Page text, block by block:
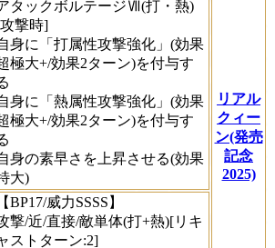
リアル
クィー
ン(発売
記念
2025)
タックボルテージⅦ(打・熱)
撃時]
身に「打属性攻撃強化」(効果
極大+/効果2ターン)を付与す
身に「熱属性攻撃強化」(効果
極大+/効果2ターン)を付与す
身の素早さを上昇させる(効果
大)
【BP17/威力SSSS】
撃/近/直接/敵単体(打+熱)[リキ
ストターン:2]